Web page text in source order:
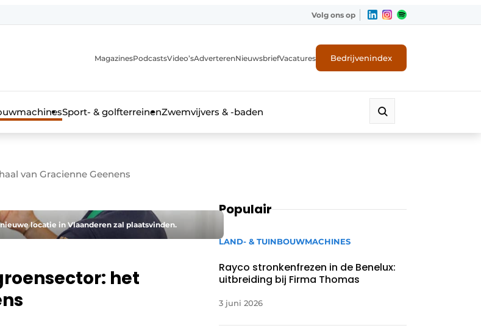
Volg ons op
MagazinesPodcastsVideo’sAdverterenNieuwsbriefVacatures Bedrijvenindex
Sport- & golfterreinenZwemvijvers & -baden
van Gracienne Geenens
locatie in Vlaanderen zal plaatsvinden.
het
Populair
LAND- & TUINBOUWMACHINES
Rayco stronkenfrezen in de Benelux:
uitbreiding bij Firma Thomas
3 juni 2026